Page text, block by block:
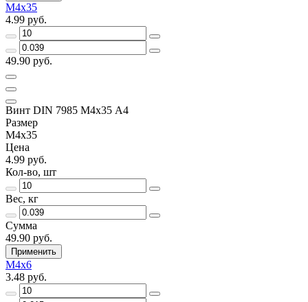
М4х35
4.99 руб.
49.90 руб.
Винт DIN 7985 М4х35 A4
Размер
М4х35
Цена
4.99 руб.
Кол-во, шт
Вес, кг
Сумма
49.90 руб.
Применить
М4х6
3.48 руб.